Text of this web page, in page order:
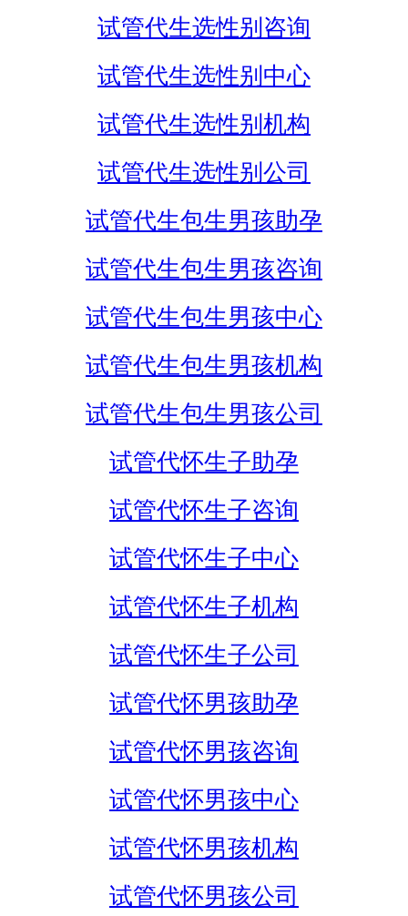
试管代生选性别咨询
试管代生选性别中心
试管代生选性别机构
试管代生选性别公司
试管代生包生男孩助孕
试管代生包生男孩咨询
试管代生包生男孩中心
试管代生包生男孩机构
试管代生包生男孩公司
试管代怀生子助孕
试管代怀生子咨询
试管代怀生子中心
试管代怀生子机构
试管代怀生子公司
试管代怀男孩助孕
试管代怀男孩咨询
试管代怀男孩中心
试管代怀男孩机构
试管代怀男孩公司